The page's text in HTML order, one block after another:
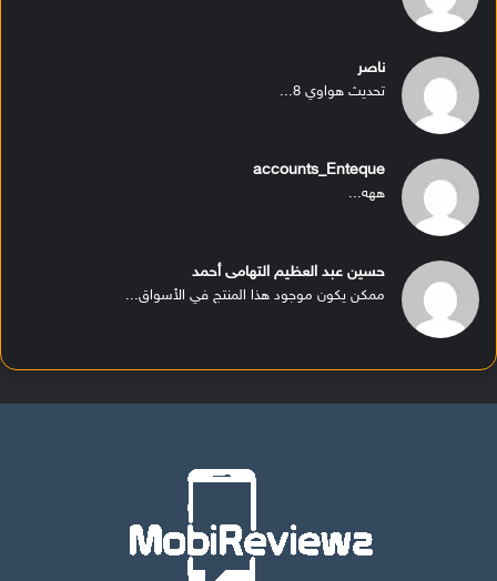
ناصر
تحديث هواوي 8...
accounts_Enteque
ههه...
حسين عبد العظيم التهامى أحمد
ممكن يكون موجود هذا المنتج في الأسواق...